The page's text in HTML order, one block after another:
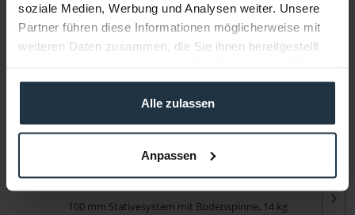
soziale Medien, Werbung und Analysen weiter. Unsere
Partner führen diese Informationen möglicherweise mit
weiteren Daten zusammen, die Sie ihnen bereitgestellt
gesammelt haben.
Alle zulassen
Anpassen
Weitere Artikel von Miller ansehen
100 mm Stativesystem mit Bodenspinne, 14 kg